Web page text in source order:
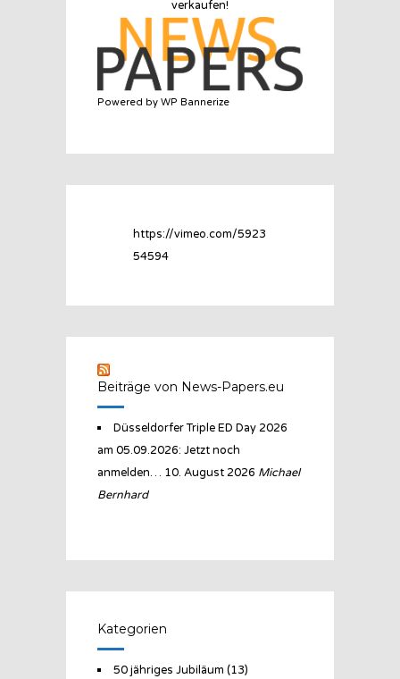
Powered by WP Bannerize
https://vimeo.com/5923
54594
Beiträge von News-Papers.eu
Düsseldorfer Triple ED Day 2026
am 05.09.2026: Jetzt noch
anmelden… 10. August 2026 Michael
Bernhard
Kategorien
50 jähriges Jubiläum (13)